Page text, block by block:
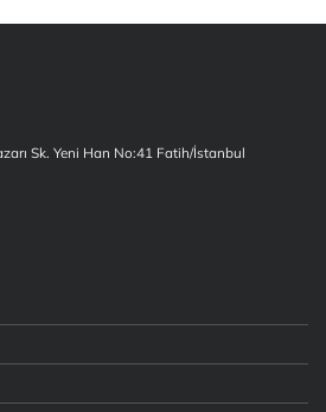
Sk. Yeni Han No:41 Fatih/İstanbul